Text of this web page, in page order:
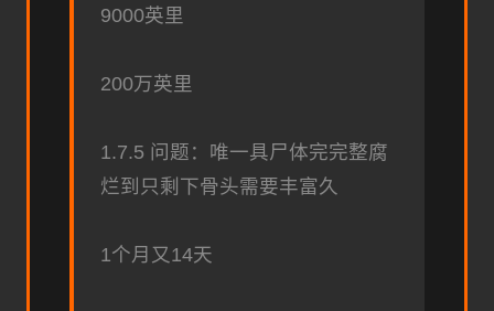
9000英里
200万英里
1.7.5 问题：唯一具尸体完完整腐
烂到只剩下骨头需要丰富久
1个月又14天